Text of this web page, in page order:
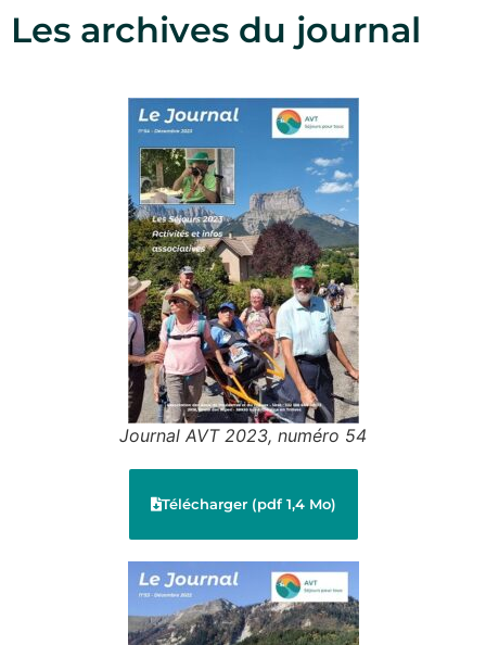
Les archives du journal
Journal AVT 2023, numéro 54
Télécharger (pdf 1,4 Mo)